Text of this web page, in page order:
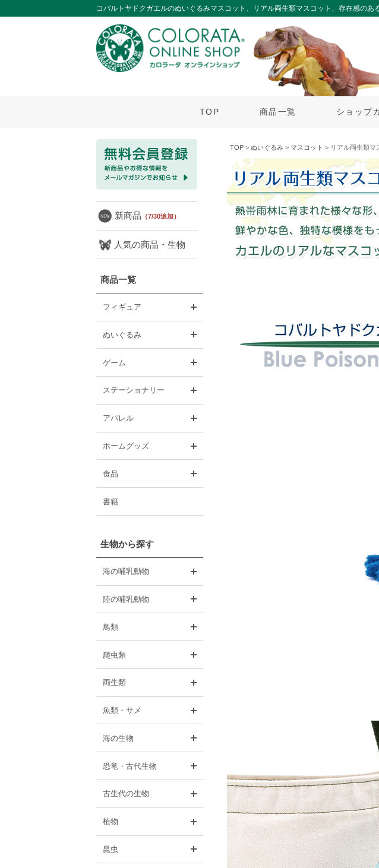
コバルトヤドクガエルのぬいぐるみマスコット、リアル両生類マスコット、存在感のあ
TOP 商品一覧 ショップ
新商品 （7/30追加）
人気の商品・生物
商品一覧
フィギュア
ぬいぐるみ
ゲーム
ステーショナリー
アパレル
ホームグッズ
食品
書籍
生物から探す
海の哺乳動物
陸の哺乳動物
鳥類
爬虫類
両生類
魚類・サメ
海の生物
恐竜・古代生物
古生代の生物
植物
昆虫
TOP > ぬいぐるみ > マスコット > リアル両生類マ